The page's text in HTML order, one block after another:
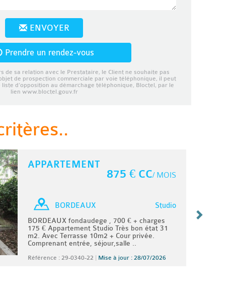
ENVOYER
Prendre un rendez-vous
de sa relation avec le Prestataire, le Client ne souhaite pas
de prospection commerciale par voie téléphonique, il peut
d’opposition au démarchage téléphonique, Bloctel, par le
lien www.bloctel.gouv.fr
APPARTEMENT
875 € CC/ MOIS
Studio
BORDEAUX
BORDEAUX fondaudege , 700 € + charges
175 € Appartement Studio Très bon état 31
m2. Avec Terrasse 10m2 + Cour privée.
Comprenant entrée, séjour,salle ..
Référence : 29-0340-22 Mise à jour : 28/07/2026